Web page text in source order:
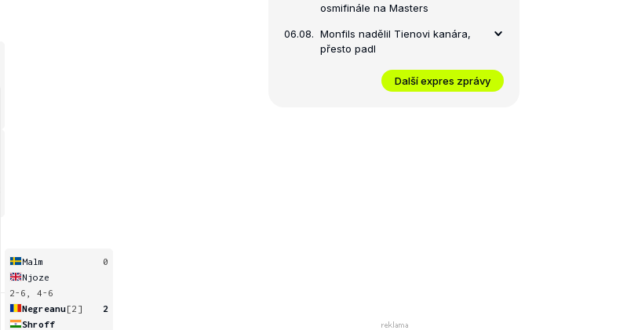
Malm
0
Njoze
2-6, 4-6
Negreanu[2]
2
Shroff
osmifinále na Masters
06.08. Monfils nadělil Tienovi kanára,
přesto padl
Další expres zprávy